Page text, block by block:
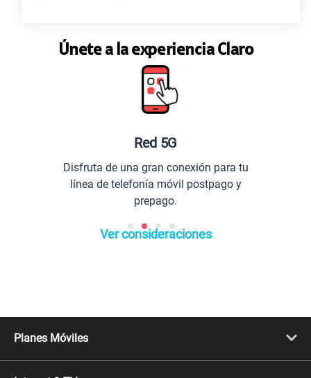
Únete a la experiencia Claro
Red 5G
Disfruta de una gran conexión para tu
línea de telefonía móvil postpago y
prepago.
Ver consideraciones
Planes Móviles